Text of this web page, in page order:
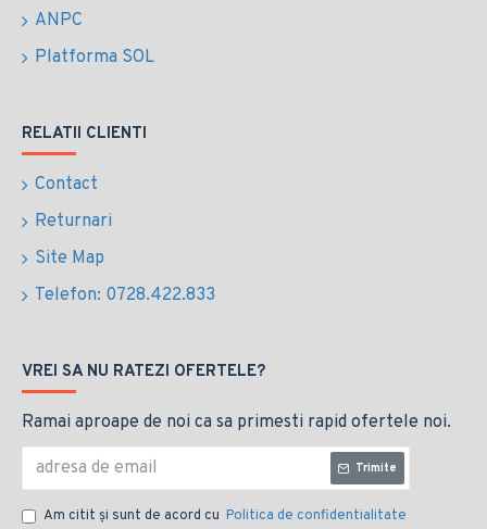
ANPC
Platforma SOL
RELATII CLIENTI
Contact
Returnari
Site Map
Telefon: 0728.422.833
VREI SA NU RATEZI OFERTELE?
Ramai aproape de noi ca sa primesti rapid ofertele noi.
Trimite
Am citit şi sunt de acord cu Politica de confidentialitate